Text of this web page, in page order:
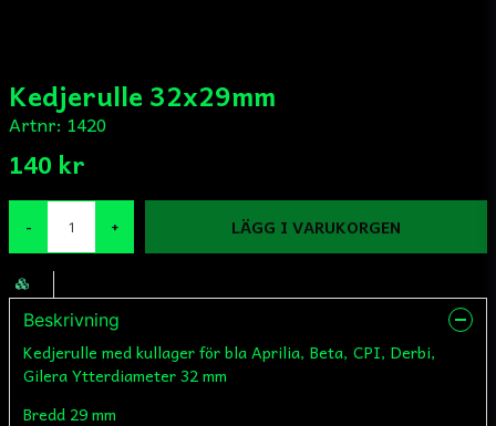
Kedjerulle 32x29mm
Artnr: 1420
140 kr
- + LÄGG I VARUKORGEN
Beskrivning
Kedjerulle med kullager för bla Aprilia, Beta, CPI, Derbi,
Gilera Ytterdiameter 32 mm
Bredd 29 mm